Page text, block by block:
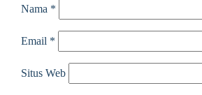
Nama *
Email *
Situs Web